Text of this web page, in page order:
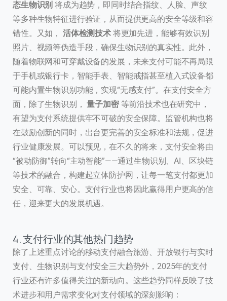
态生物识别将成为趋势，即同时结合指纹、人脸、声纹
等多种生物特征进行验证，从而提供更高的安全等级和容
错性。又如， 活体检测技术 将更加先进，能够有效识别
照片、视频等伪造手段，确保生物识别的真实性。此外，
随着物联网和可穿戴设备的发展，未来支付可能不再局限
于手机或银行卡，智能手表、智能戒指甚至植入式设备都
可能内置生物识别功能，实现“无感支付”。在支付安全方
面，除了生物识别，量子加密 等前沿技术也在研究中，
有望为支付系统提供牢不可破的安全保障。监管机构也将
在鼓励创新的同时，出台更完善的安全标准和法规，促进
行业健康发展。可以预见，在不久的将来，支付安全将由
“被动防御”转向“主动智能”——通过生物识别、AI、区块链
等技术的融合，构建起立体防护网，让每一笔支付都更加
安全、可靠、安心。支付行业也将因此赢得用户更高的信
任，迎来更大的发展机遇。
4. 支付行业的其他热门趋势
除了上述重点讨论的移动支付融合旅游、开放银行与实时
支付、生物识别与支付安全三大趋势外，2025年的支付
行业还有许多值得关注的新动向。这些趋势同样反映了技
术进步和用户需求变化对支付领域的深刻影响：